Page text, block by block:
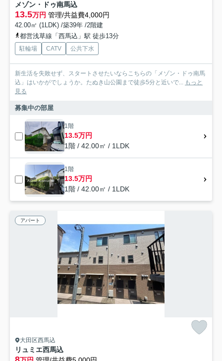
メゾン・ドゥ南馬込
13.5万円 管理/共益費4,000円
42.00㎡ (1LDK) /築39年 /2階建
都営浅草線「西馬込」駅 徒歩13分
駐輪場 CATV 公共下水
新生活を失敗せず、スタートさせたいならこちらの「メゾン・ドゥ南馬
込」はいかがでしょうか。たぬき山公園まで徒歩5分と近いで... もっと
見る
募集中の部屋
1階
13.5万円
1階 / 42.00㎡ / 1LDK
1階
13.5万円
1階 / 42.00㎡ / 1LDK
アパート
大田区西馬込
リュミエ西馬込